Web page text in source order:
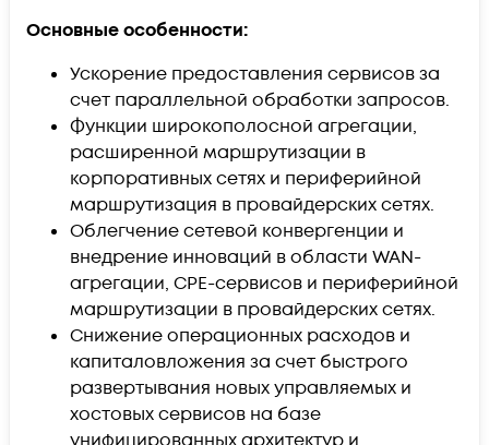
Основные особенности:
Ускорение предоставления сервисов за
счет параллельной обработки запросов.
Функции широкополосной агрегации,
расширенной маршрутизации в
корпоративных сетях и периферийной
маршрутизация в провайдерских сетях.
Облегчение сетевой конвергенции и
внедрение инноваций в области WAN-
агрегации, CPE-сервисов и периферийной
маршрутизации в провайдерских сетях.
Снижение операционных расходов и
капиталовложения за счет быстрого
развертывания новых управляемых и
хостовых сервисов на базе